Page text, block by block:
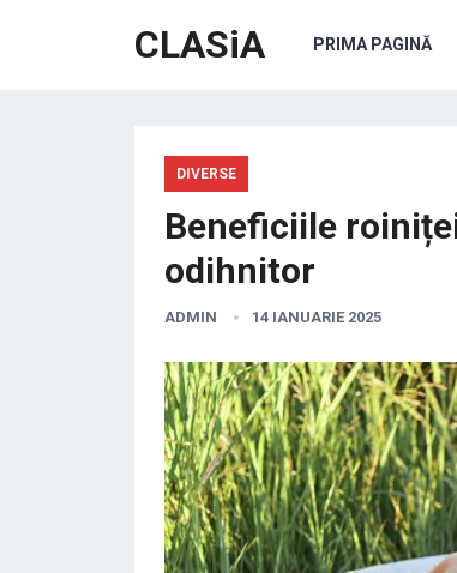
CLASiA PRIMA PAGINĂ
DIVERSE
Beneficiile
odihnitor
ADMIN 14 IANUARIE 2025